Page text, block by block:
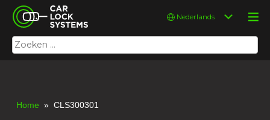
content
Car Lock Systems
Car Lock Systems
Zoeken
naar:
Kies
taal
Home » CLS300301